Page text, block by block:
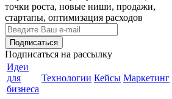
точки роста, новые ниши, продажи,
стартапы, оптимизация расходов
Подписаться на рассылку
Идеи
для
бизнеса
Технологии Кейсы Маркетинг